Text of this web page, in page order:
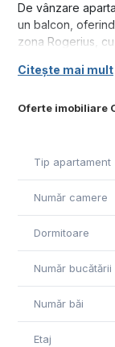
Oferte imobiliare
De vânzare
un balcon,
zona Rogerius, cu
acces rapid la
transport în
balcon închis
Suprafață
Apartamentul se
Pret: 89.800
Citește mai mult
Tip apartament
Număr camere
Dormitoare
Număr bucătării
Număr băi
Etaj